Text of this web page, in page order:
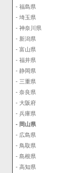
- 福島県
- 埼玉県
- 神奈川県
- 新潟県
- 富山県
- 福井県
- 静岡県
- 三重県
- 奈良県
- 大阪府
- 兵庫県
- 岡山県
- 広島県
- 鳥取県
- 島根県
- 高知県